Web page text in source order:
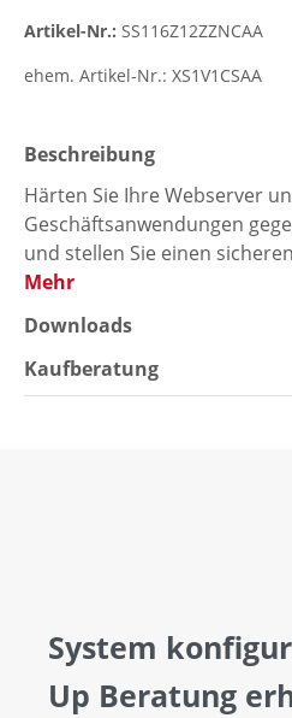
Artikel-Nr.: SS116Z12ZZNCAA
ehem. Artikel-Nr.: XS1V1CSAA
Beschreibung
Härten Sie Ihre Webserver
Geschäftsanwendungen
und stellen Sie einen
Mehr
Downloads
Kaufberatung
System
Up Beratung